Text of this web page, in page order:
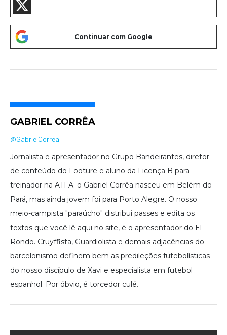
GABRIEL CORRÊA
@GabrielCorrea
Jornalista e apresentador no Grupo Bandeirantes, diretor
de conteúdo do Footure e aluno da Licença B para
treinador na ATFA; o Gabriel Corrêa nasceu em Belém do
Pará, mas ainda jovem foi para Porto Alegre. O nosso
meio-campista "paraúcho" distribui passes e edita os
textos que você lê aqui no site, é o apresentador do El
Rondo. Cruyffista, Guardiolista e demais adjacências do
barcelonismo definem bem as predileções futebolísticas
do nosso discípulo de Xavi e especialista em futebol
espanhol. Por óbvio, é torcedor culé.